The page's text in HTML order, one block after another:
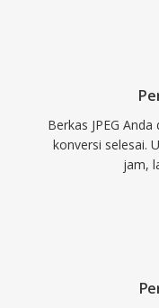
Berkas JPEG
konversi selesai.
jam,